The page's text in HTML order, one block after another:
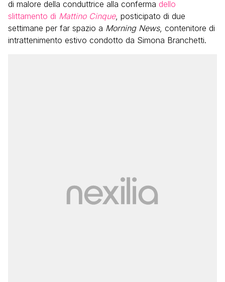
di malore della conduttrice alla conferma dello
slittamento di Mattino Cinque, posticipato di due
settimane per far spazio a Morning News, contenitore di
intrattenimento estivo condotto da Simona Branchetti.